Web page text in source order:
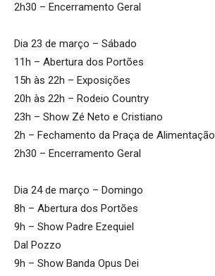
2h30 – Encerramento Geral
Dia 23 de março – Sábado
11h – Abertura dos Portões
15h às 22h – Exposições
20h às 22h – Rodeio Country
23h – Show Zé Neto e Cristiano
2h – Fechamento da Praça de Alimentação
2h30 – Encerramento Geral
Dia 24 de março – Domingo
8h – Abertura dos Portões
9h – Show Padre Ezequiel
Dal Pozzo
9h – Show Banda Opus Dei